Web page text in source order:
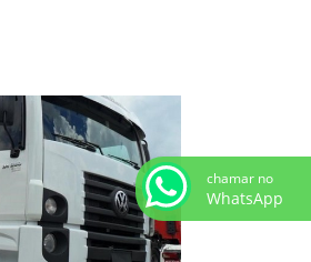
chamar no
WhatsApp